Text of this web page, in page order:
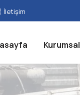
İletişim
Kurumsal